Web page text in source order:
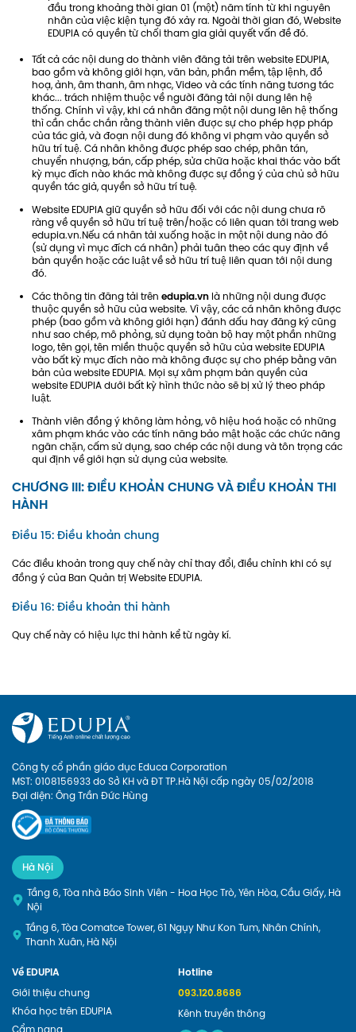
đầu trong khoảng thời gian 01 (một) năm tính từ khi nguyên
nhân của việc kiện tụng đó xảy ra. Ngoài thời gian đó, Website
EDUPIA có quyền từ chối tham gia giải quyết vấn đề đó.
Tất cả các nội dung do thành viên đăng tải trên website EDUPIA,
bao gồm và không giới hạn, văn bản, phần mềm, tập lệnh, đồ
hoạ, ảnh, âm thanh, âm nhạc, Video và các tính năng tương tác
khác... trách nhiệm thuộc về người đăng tải nội dung lên hệ
thống. Chính vì vậy, khi cá nhân đăng một nội dung lên hệ thống
thì cần chắc chắn rằng thành viên được sự cho phép hợp pháp
của tác giả, và đoạn nội dung đó không vi phạm vào quyền sở
hữu trí tuệ. Cá nhân không được phép sao chép, phân tán,
chuyển nhượng, bán, cấp phép, sửa chữa hoặc khai thác vào bất
kỳ mục đích nào khác mà không được sự đồng ý của chủ sở hữu
quyền tác giả, quyền sở hữu trí tuệ.
Website EDUPIA giữ quyền sở hữu đối với các nội dung chưa rõ
ràng về quyền sở hữu trí tuệ trên/hoặc có liên quan tới trang web
edupia.vn.Nếu cá nhân tải xuống hoặc in một nội dung nào đó
(sử dụng vì mục đích cá nhân) phải tuân theo các quy định về
bản quyền hoặc các luật về sở hữu trí tuệ liên quan tới nội dung
đó.
Các thông tin đăng tải trên edupia.vn là những nội dung được
thuộc quyền sở hữu của website. Vì vậy, các cá nhân không được
phép (bao gồm và không giới hạn) đánh dấu hay đăng ký cũng
như sao chép, mô phỏng, sử dụng toàn bộ hay một phần những
logo, tên gọi, tên miền thuộc quyền sở hữu của website EDUPIA
vào bất kỳ mục đích nào mà không được sự cho phép bằng văn
bản của website EDUPIA. Mọi sự xâm phạm bản quyền của
website EDUPIA dưới bất kỳ hình thức nào sẽ bị xử lý theo pháp
luật.
Thành viên đồng ý không làm hỏng, vô hiệu hoá hoặc có những
xâm phạm khác vào các tính năng bảo mật hoặc các chức năng
ngăn chặn, cấm sử dụng, sao chép các nội dung và tôn trọng các
qui định về giới hạn sử dụng của website.
CHƯƠNG III: ĐIỀU KHOẢN CHUNG VÀ ĐIỀU KHOẢN THI
HÀNH
Điều 15: Điều khoản chung
Các điều khoản trong quy chế này chỉ thay đổi, điều chỉnh khi có sự
đồng ý của Ban Quản trị Website EDUPIA.
Điều 16: Điều khoản thi hành
Quy chế này có hiệu lực thi hành kể từ ngày kí.
Công ty cổ phần giáo dục Educa Corporation
MST: 0108156933 do Sở KH và ĐT TP.Hà Nội cấp ngày 05/02/2018
Đại diện: Ông Trần Đức Hùng
Hà Nội
Tầng 6, Tòa nhà Báo Sinh Viên - Hoa Học Trò, Yên Hòa, Cầu Giấy, Hà
Nội
Tầng 6, Tòa Comatce Tower, 61 Ngụy Như Kon Tum, Nhân Chính,
Thanh Xuân, Hà Nội
Về EDUPIA
Giới thiệu chung
Khóa học trên EDUPIA
Hotline
093.120.8686
Kênh truyền thông